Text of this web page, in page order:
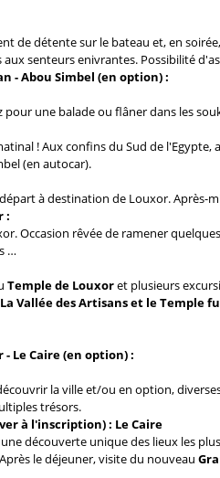
de détente sur le bateau et, en
senteurs enivrantes. Possibilité
- Abou Simbel (en option) :
pour une balade ou flâner dans les
! Aux confins du Sud de
(en autocar).
à destination de Louxor. Après-
:
Occasion rêvée de ramener
…
Temple de Louxoret plusieurs
Vallée des Artisans et le Temple
- Le Caire (en option) :
la ville et/ou en option,
trésors.
à l'inscription) : Le Caire
découverte unique des lieux les
le déjeuner, visite du nouveau